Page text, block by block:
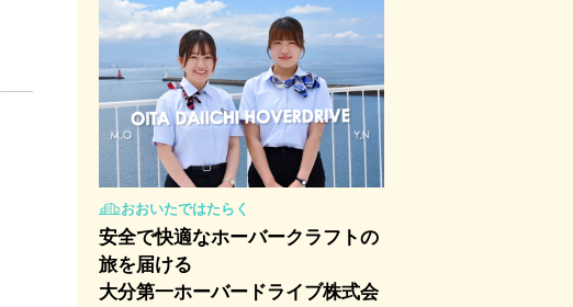
おおいたではたらく
安全で快適なホーバークラフトの
旅を届ける
大分第一ホーバードライブ株式会